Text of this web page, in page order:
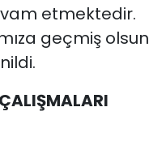
etmektedir.
geçmiş olsun